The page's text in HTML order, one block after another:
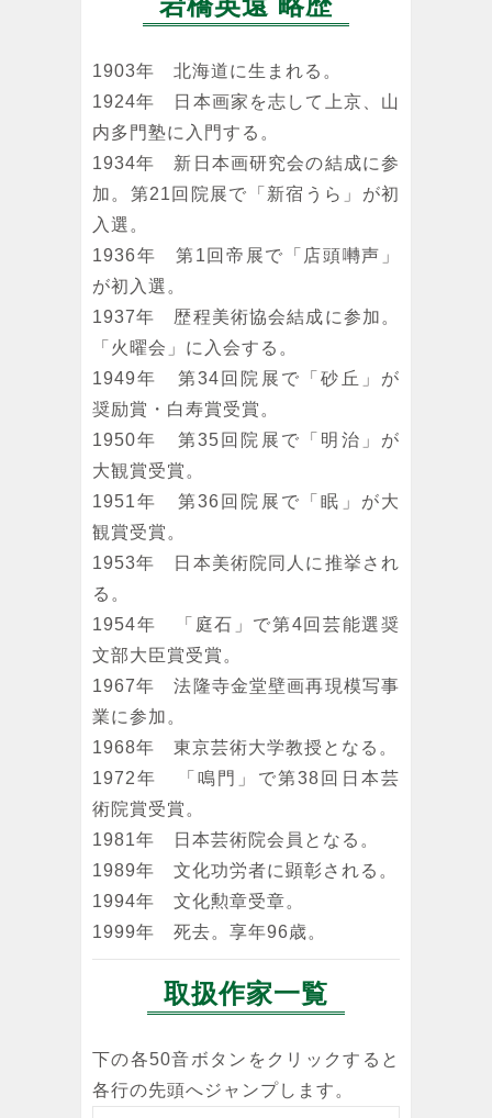
1903年 北海道に生まれる。
1924年 日本画家を志して上京、山
内多門塾に入門する。
1934年 新日本画研究会の結成に参
加。第21回院展で「新宿うら」が初
入選。
1936年 第1回帝展で「店頭囀声」
が初入選。
1937年 歴程美術協会結成に参加。
「火曜会」に入会する。
1949年 第34回院展で「砂丘」が
奨励賞・白寿賞受賞。
1950年 第35回院展で「明治」が
大観賞受賞。
1951年 第36回院展で「眠」が大
観賞受賞。
1953年 日本美術院同人に推挙され
る。
1954年 「庭石」で第4回芸能選奨
文部大臣賞受賞。
1967年 法隆寺金堂壁画再現模写事
業に参加。
1968年 東京芸術大学教授となる。
1972年 「鳴門」で第38回日本芸
術院賞受賞。
1981年 日本芸術院会員となる。
1989年 文化功労者に顕彰される。
1994年 文化勲章受章。
1999年 死去。享年96歳。
取扱作家一覧
下の各50音ボタンをクリックすると
各行の先頭へジャンプします。